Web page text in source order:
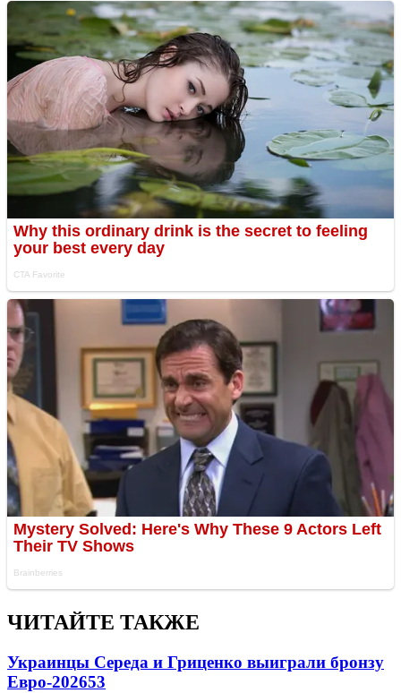
ЧИТАЙТЕ ТАКЖЕ
Украинцы Середа и Гриценко выиграли бронзу
Евро-202653